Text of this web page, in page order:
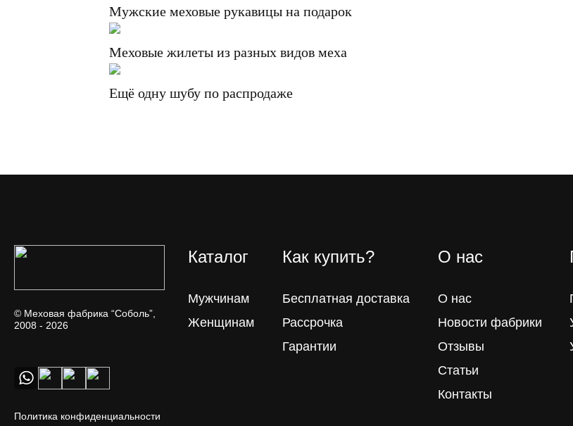
Мужские меховые рукавицы на подарок
Меховые жилеты из разных видов меха
Ещё одну шубу по распродаже
© Меховая фабрика “Соболь”,
2008 - 2026
Политика конфиденциальности
Каталог
Мужчинам
Женщинам
Как купить?
Бесплатная доставка
Рассрочка
Гарантии
О нас
О нас
Новости фабрики
Отзывы
Статьи
Контакты